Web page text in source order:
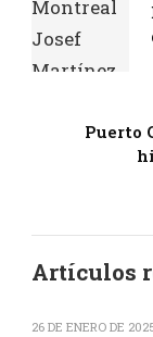
Puerto
Artículos
26 DE ENERO DE